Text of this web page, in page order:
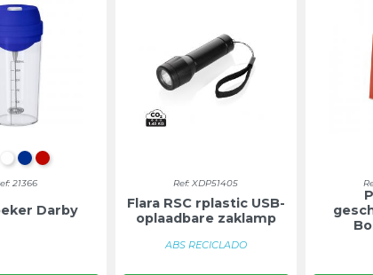
WITBLAUW
ROOD
21366
Darby
Ref: XDP51405
Flara RSC rplastic USB-
oplaadbare zaklamp
ABS RECICLADO